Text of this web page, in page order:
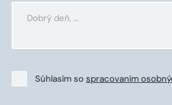
Súhlasím so spracovaním